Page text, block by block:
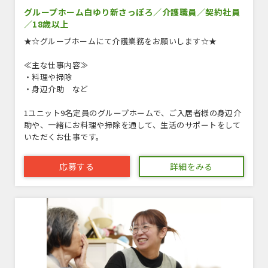
グループホーム白ゆり新さっぽろ／介護職員／契約社員
／18歳以上
★☆グループホームにて介護業務をお願いします☆★
≪主な仕事内容≫
・料理や掃除
・身辺介助 など
1ユニット9名定員のグループホームで、ご入居者様の身辺介
助や、一緒にお料理や掃除を通して、生活のサポートをして
いただくお仕事です。
応募する 詳細をみる